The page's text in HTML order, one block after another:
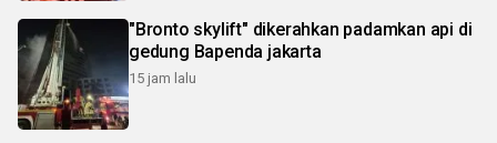
"Bronto skylift" dikerahkan padamkan api di
gedung Bapenda jakarta
15 jam lalu